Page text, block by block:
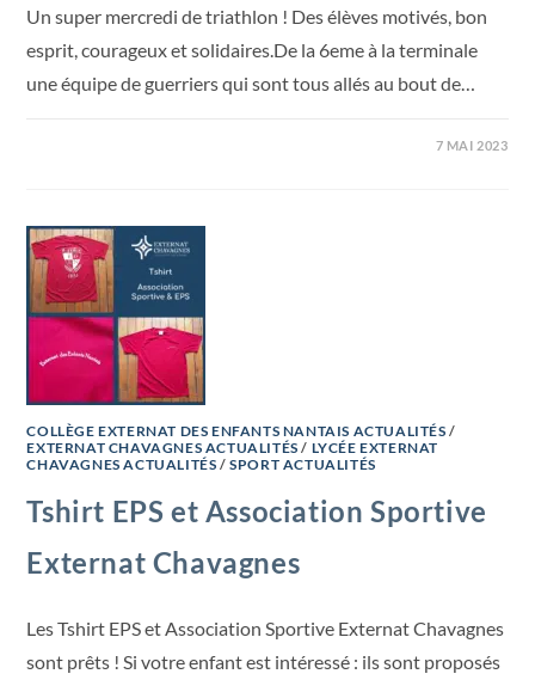
Un super mercredi de triathlon ! Des élèves motivés, bon
esprit, courageux et solidaires.De la 6eme à la terminale
une équipe de guerriers qui sont tous allés au bout de…
7 MAI 2023
COLLÈGE EXTERNAT DES ENFANTS NANTAIS ACTUALITÉS /
EXTERNAT CHAVAGNES ACTUALITÉS / LYCÉE EXTERNAT
CHAVAGNES ACTUALITÉS /SPORT ACTUALITÉS
Tshirt EPS et Association Sportive
Externat Chavagnes
Les Tshirt EPS et Association Sportive Externat Chavagnes
sont prêts ! Si votre enfant est intéressé : ils sont proposés